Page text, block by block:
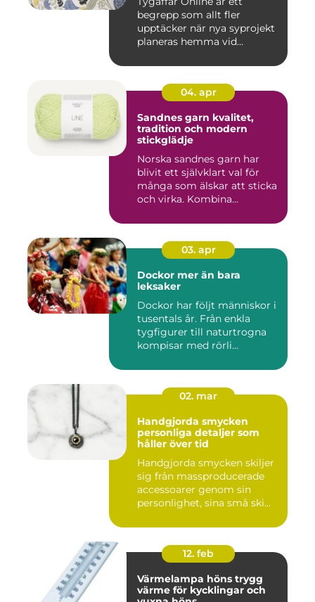
begrepp som allt fler
upptäcker när nya syprojekt
planeras hemma vid
04. apr
Sandnes garn kvalitet,
tradition och modern
stickglädje
Norska sandnes garn har
blivit ett självklart val för
många som älskar att sticka
och virka. Kombina...
03. apr
Dockor mer än bara
leksaker
Dockor har följt människor i
tusentals år. Från enkla
tygfigurer till naturtrogna
kompisar med rörli...
02. mar
Handgjorda smycken
personliga detaljer som
håller över tid
Handgjorda smycken skiljer
sig från massproducerade
accessoarer genom sin
personlighet, sina små ski...
12. feb
Värmelampa höns trygg
värme för kycklingar och